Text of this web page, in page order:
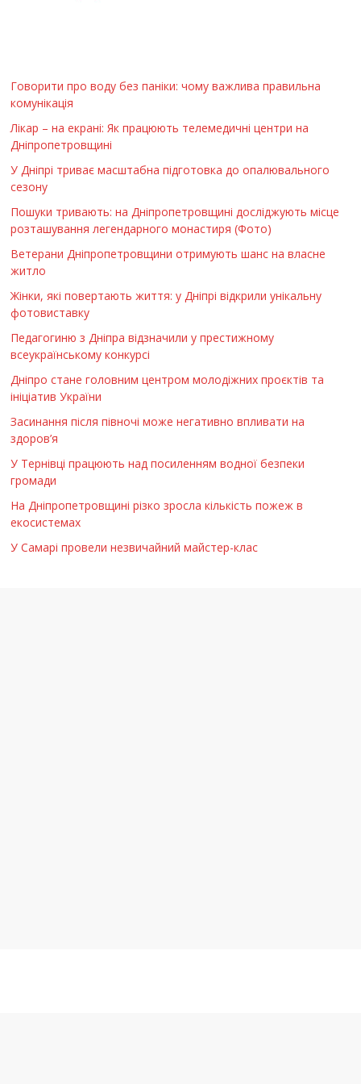
Говорити про воду без паніки: чому важлива правильна
комунікація
Лікар – на екрані: Як працюють телемедичні центри на
Дніпропетровщині
У Дніпрі триває масштабна підготовка до опалювального
сезону
Пошуки тривають: на Дніпропетровщині досліджують місце
розташування легендарного монастиря (Фото)
Ветерани Дніпропетровщини отримують шанс на власне
житло
Жінки, які повертають життя: у Дніпрі відкрили унікальну
фотовиставку
Педагогиню з Дніпра відзначили у престижному
всеукраїнському конкурсі
Дніпро стане головним центром молодіжних проєктів та
ініціатив України
Засинання після півночі може негативно впливати на
здоров’я
У Тернівці працюють над посиленням водної безпеки
громади
На Дніпропетровщині різко зросла кількість пожеж в
екосистемах
У Самарі провели незвичайний майстер-клас